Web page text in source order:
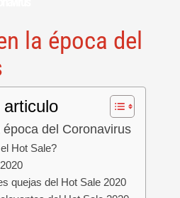
la época del
del Coronavirus
Hot Sale?
quejas del Hot Sale 2020